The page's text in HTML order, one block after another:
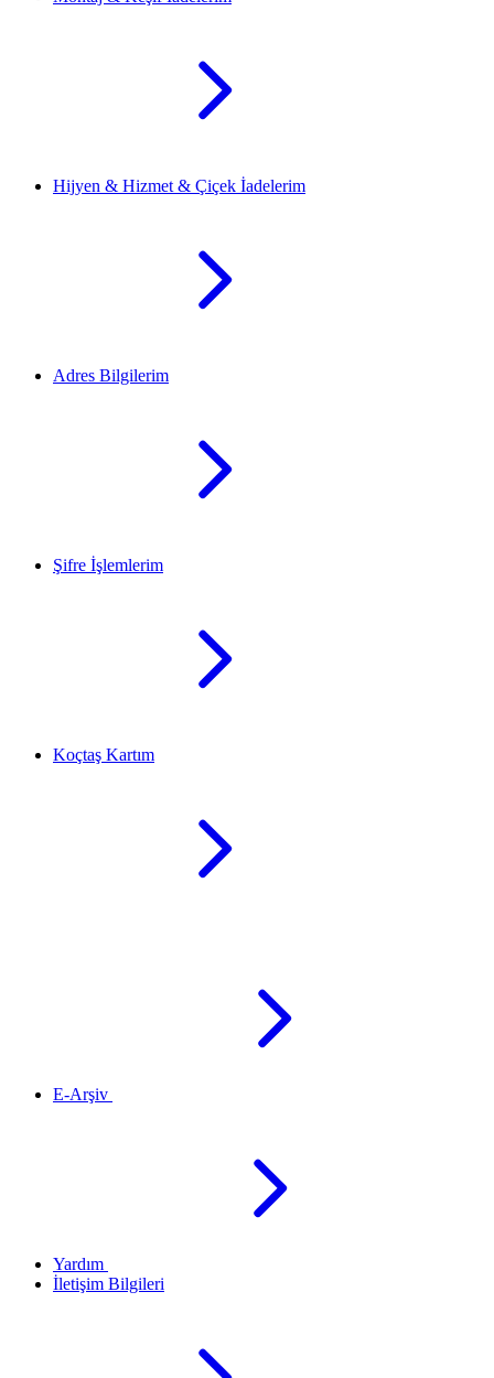
Hijyen & Hizmet & Çiçek İadelerim
Adres Bilgilerim
Şifre İşlemlerim
Koçtaş Kartım
E-Arşiv
Yardım
İletişim Bilgileri